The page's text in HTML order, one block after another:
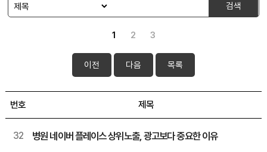
검색
1 2 3
이전 다음 목록
번호 제목
32 병원 네이버 플레이스 상위노출, 광고보다 중요한 이유